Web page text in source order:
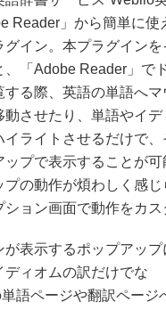
Reader」から簡単に使
グイン。本プラグインを
、「Adobe Reader」で
する際、英語の単語へマ
動させたり、単語やイデ
イライトさせるだけで、
プで表示することが可
プの動作が煩わしく感じ
ション画面で動作をカス
表示するポップアップ
ディオムの訳だけでな
単語ページや翻訳ページ